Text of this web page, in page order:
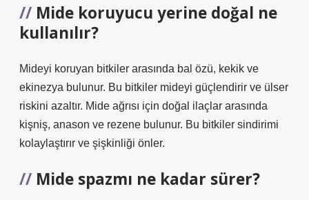
Mide koruyucu yerine doğal ne
kullanılır?
Mideyi koruyan bitkiler arasında bal özü, kekik ve
ekinezya bulunur. Bu bitkiler mideyi güçlendirir ve ülser
riskini azaltır. Mide ağrısı için doğal ilaçlar arasında
kişniş, anason ve rezene bulunur. Bu bitkiler sindirimi
kolaylaştırır ve şişkinliği önler.
Mide spazmı ne kadar sürer?